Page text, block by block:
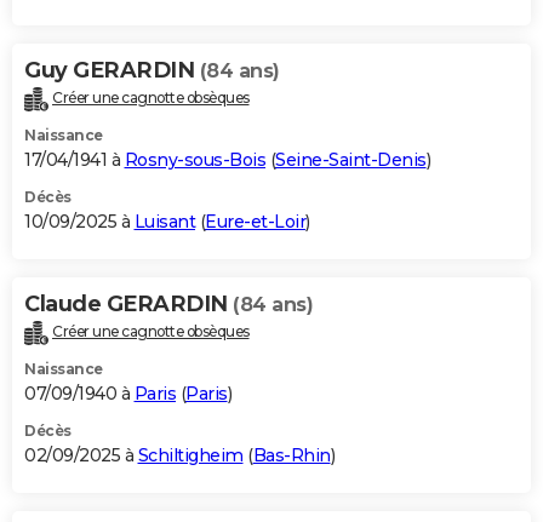
Guy GERARDIN (84 ans)
Créer une cagnotte obsèques
Naissance
17/04/1941 à Rosny-sous-Bois (Seine-Saint-Denis)
Décès
10/09/2025 à Luisant(Eure-et-Loir)
Claude GERARDIN (84 ans)
Créer une cagnotte obsèques
Naissance
07/09/1940 à Paris (Paris)
Décès
02/09/2025 à Schiltigheim (Bas-Rhin)